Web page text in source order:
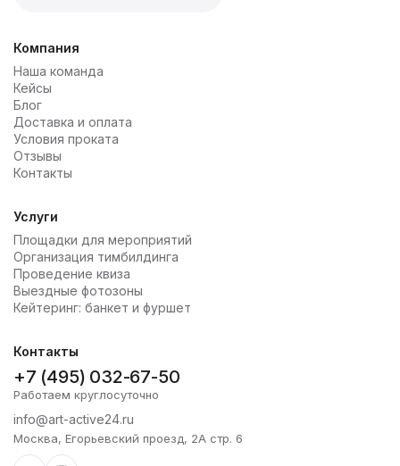
Компания
Наша команда
Кейсы
Блог
Доставка и оплата
Условия проката
Отзывы
Контакты
Услуги
Площадки для мероприятий
Организация тимбилдинга
Проведение квиза
Выездные фотозоны
Кейтеринг: банкет и фуршет
Контакты
+7 (495) 032-67-50
Работаем круглосуточно
info@art-active24.ru
Москва, Егорьевский проезд, 2А стр. 6